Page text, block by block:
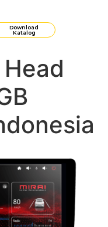
Download
Katalog